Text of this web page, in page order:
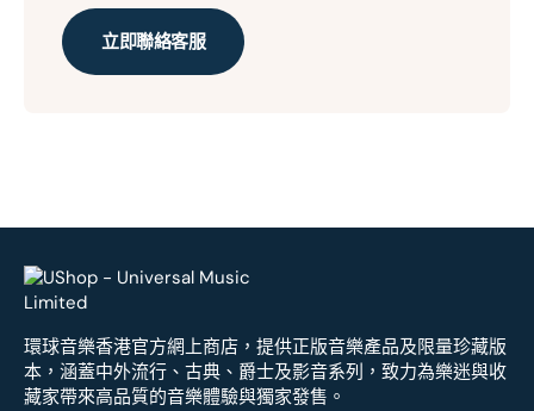
立即聯絡客服
環球音樂香港官方網上商店，提供正版音樂產品及限量珍藏版
本，涵蓋中外流行、古典、爵士及影音系列，致力為樂迷與收
藏家帶來高品質的音樂體驗與獨家發售。